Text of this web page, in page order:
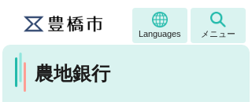
Languages メニュー
農地銀行